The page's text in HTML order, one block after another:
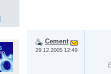
Cement
29.12.2005 12:49